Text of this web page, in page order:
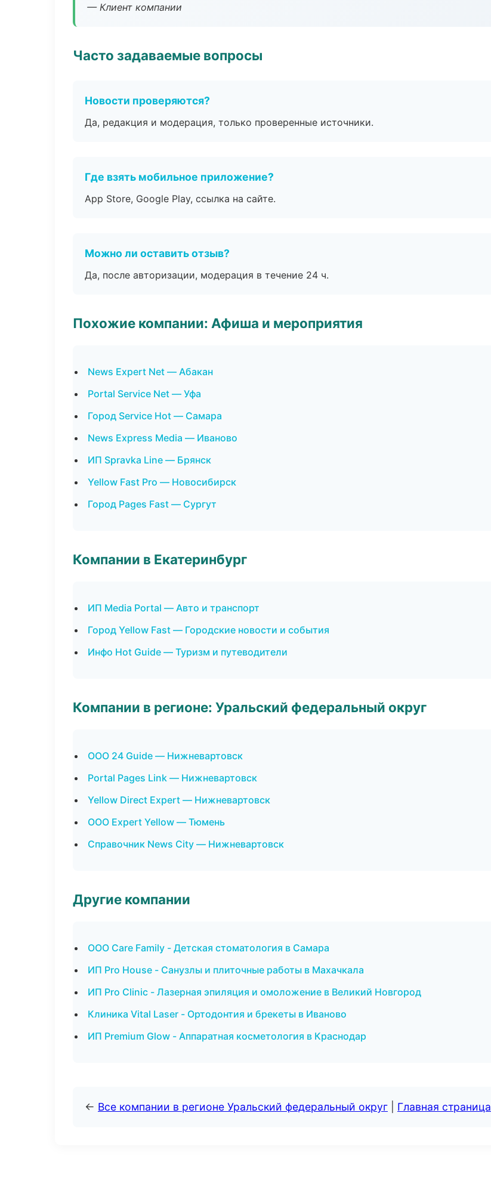
— Клиент компании
Часто задаваемые вопросы
Новости проверяются?
Да, редакция и модерация, только проверенные источники.
Где взять мобильное приложение?
App Store, Google Play, ссылка на сайте.
Можно ли оставить отзыв?
Да, после авторизации, модерация в течение 24 ч.
Похожие компании: Афиша и мероприятия
News Expert Net — Абакан
Portal Service Net — Уфа
Город Service Hot — Самара
News Express Media — Иваново
ИП Spravka Line — Брянск
Yellow Fast Pro — Новосибирск
Город Pages Fast — Сургут
Компании в Екатеринбург
ИП Media Portal — Авто и транспорт
Город Yellow Fast — Городские новости и события
Инфо Hot Guide — Туризм и путеводители
Компании в регионе: Уральский федеральный округ
ООО 24 Guide — Нижневартовск
Portal Pages Link — Нижневартовск
Yellow Direct Expert — Нижневартовск
ООО Expert Yellow — Тюмень
Справочник News City — Нижневартовск
Другие компании
ООО Care Family - Детская стоматология в Самара
ИП Pro House - Санузлы и плиточные работы в Махачкала
ИП Pro Clinic - Лазерная эпиляция и омоложение в Великий Новгород
Клиника Vital Laser - Ортодонтия и брекеты в Иваново
ИП Premium Glow - Аппаратная косметология в Краснодар
← Все компании в регионе Уральский федеральный округ Главная страница